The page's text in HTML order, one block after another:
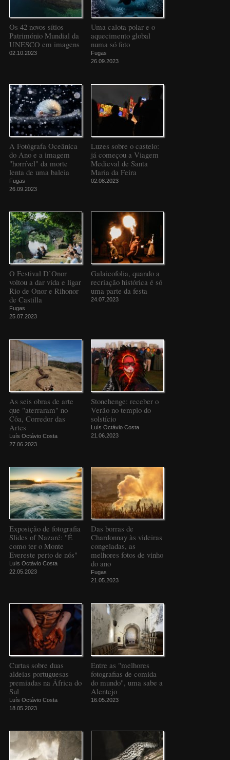
Os 42 novos sítios
Património Mundial da
UNESCO em imagens
02.10.2023
Uma calota polar e o
aquecimento global
numa só foto
Fugas
26.09.2023
A Fotógrafa Oceânica
do Ano e a imagem
"horrível" da morte
lenta de uma baleia
Fugas
26.09.2023
Luzes sobre o castelo:
já começou a Viagem
Medieval de Santa
Maria da Feira
02.08.2023
O Festival D’Onor
voltou a dar vida e ligar
Rio de Onor e Rihonor
de Castilla
Fugas
25.07.2023
Galaicofolia, quando a
recriação histórica é só
uma parte da festa
24.07.2023
As seis obras de arte
que "aterraram" no
Côa, Corredor das
Artes
Luís Octávio Costa
27.06.2023
Stonehenge: receber o
Verão no templo do
solstício
Luís Octávio Costa
21.06.2023
Exposição de fotografia
Slides of Nazaré: "É
como ter o Monte
Evereste perto de nós"
Luís Octávio Costa
22.05.2023
Das borras de
Chardonnay às videiras
congeladas, as
melhores fotos de vinho
do ano
Fugas
21.05.2023
Curtas sobre duas
aldeias portuguesas
premiadas na África do
Sul
Luís Octávio Costa
18.05.2023
Entre as "melhores
fotografias de comida
do mundo", uma sabe a
Alentejo
16.05.2023